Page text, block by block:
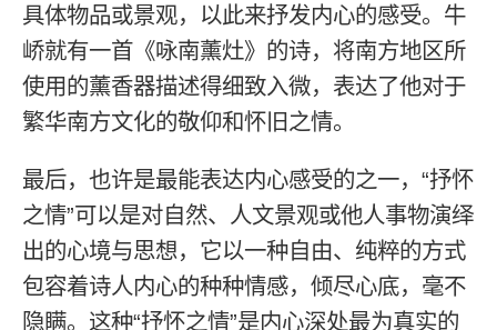
具体物品或景观，以此来抒发内心的感受。牛
峤就有一首《咏南薰灶》的诗，将南方地区所
使用的薰香器描述得细致入微，表达了他对于
繁华南方文化的敬仰和怀旧之情。
最后，也许是最能表达内心感受的之一，“抒怀
之情”可以是对自然、人文景观或他人事物演绎
出的心境与思想，它以一种自由、纯粹的方式
包容着诗人内心的种种情感，倾尽心底，毫不
隐瞒。这种“抒怀之情”是内心深处最为真实的